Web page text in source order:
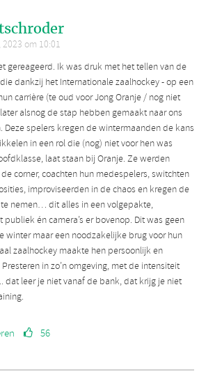
om 10:01
gereageerd. Ik was druk met het tellen van de
dankzij het Internationale zaalhockey - op een
carrière (te oud voor Jong Oranje / nog niet
alsnog de stap hebben gemaakt naar ons
Deze spelers kregen de wintermaanden de kans
in een rol die (nog) niet voor hen was
laat staan bij Oranje. Ze werden
corner, coachten hun medespelers, switchten
improviseerden in de chaos en kregen de
nemen… dit alles in een volgepakte,
publiek én camera’s er bovenop. Dit was geen
winter maar een noodzakelijke brug voor hun
zaalhockey maakte hen persoonlijk en
in zo’n omgeving, met de intensiteit
dat leer je niet vanaf de bank, dat krijg je niet
56